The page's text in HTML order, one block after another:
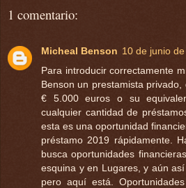
1 comentario:
Micheal Benson 10 de junio
Para introducir correctamente
Benson un prestamista
€ 5.000 euros o su
cualquier cantidad de
esta es una oportunidad
préstamo 2019 rápidamente.
busca oportunidades
esquina y en Lugares, y aún
pero aquí está.